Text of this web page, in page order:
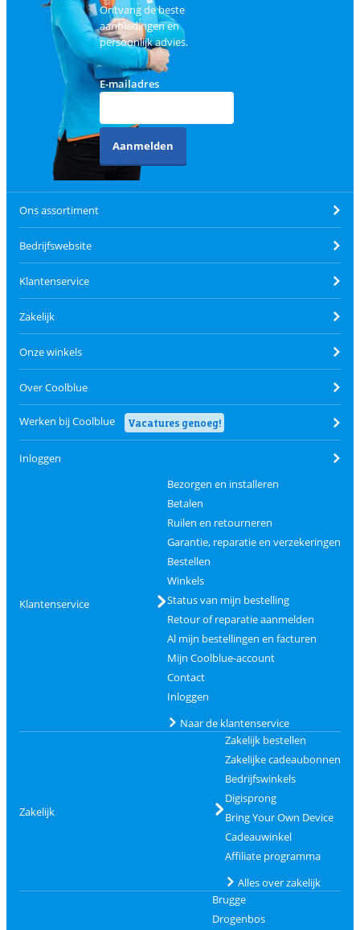
Ontvang de beste
aanbiedingen en
persoonlijk advies.
E-mailadres
Aanmelden
Ons assortiment
Bedrijfswebsite
Klantenservice
Zakelijk
Onze winkels
Over Coolblue
Werken bij Coolblue Vacatures genoeg!
Inloggen
Klantenservice
Bezorgen en installeren
Betalen
Ruilen en retourneren
Garantie, reparatie en verzekeringen
Bestellen
Winkels
Status van mijn bestelling
Retour of reparatie aanmelden
Al mijn bestellingen en facturen
Mijn Coolblue-account
Contact
Inloggen
Naar de klantenservice
Zakelijk
Zakelijk bestellen
Zakelijke cadeaubonnen
Bedrijfswinkels
Digisprong
Bring Your Own Device
Cadeauwinkel
Affiliate programma
Alles over zakelijk
Brugge
Drogenbos